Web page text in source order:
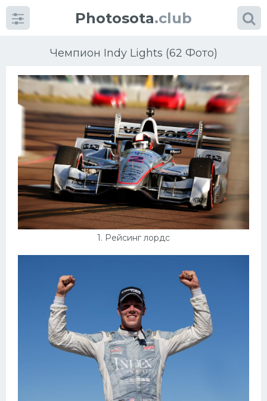
Photosota.club
Чемпион Indy Lights (62 Фото)
1. Рейсинг лордс
КатегорииФото
Много картинок...
Футбол
Баскетбол
Конькобежный спорт
Тренажеры
Интерьеры квартир